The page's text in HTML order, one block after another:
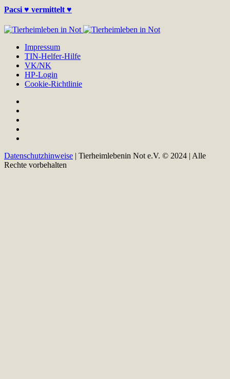
Pacsi ♥ vermittelt ♥
Impressum
TIN-Helfer-Hilfe
VK/NK
HP-Login
Cookie-Richtlinie
Datenschutzhinweise | Tierheimlebenin Not e.V. © 2024 | Alle
Rechte vorbehalten